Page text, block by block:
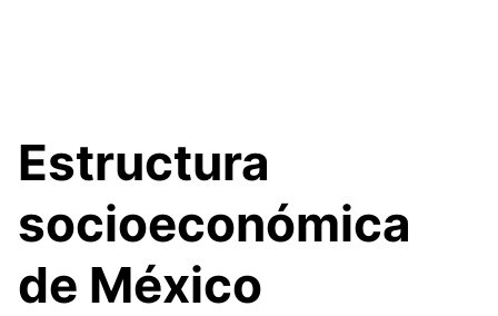
Estructura
socioeconómica
de México